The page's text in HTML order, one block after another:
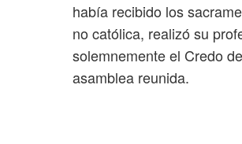
había recibido los
no católica, realizó su
solemnemente el Credo
asamblea reunida.